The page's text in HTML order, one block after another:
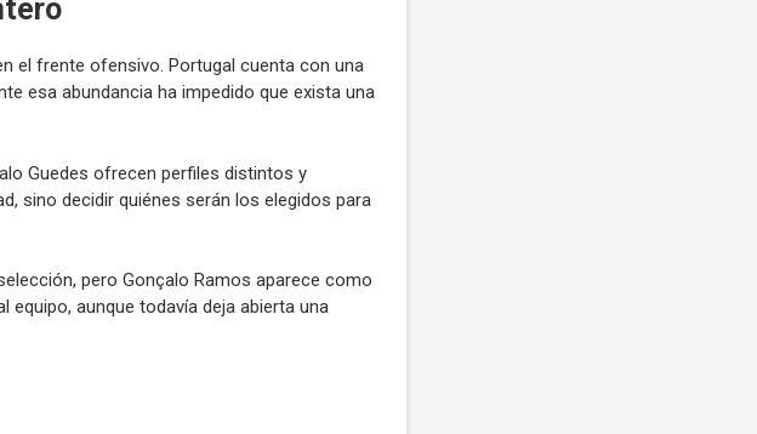
el frente ofensivo. Portugal cuenta con una
esa abundancia ha impedido que exista una
Guedes ofrecen perfiles distintos y
sino decidir quiénes serán los elegidos para
pero Gonçalo Ramos aparece como
aunque todavía deja abierta una